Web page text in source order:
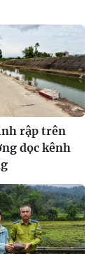
rập trên
dọc kênh